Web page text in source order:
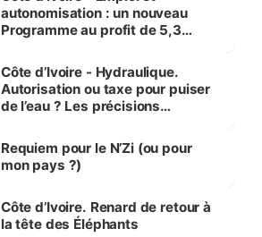
autonomisation : un nouveau
Programme au profit de 5,3
Côte d’Ivoire - Hydraulique.
Autorisation ou taxe pour puiser
de l’eau ? Les précisions
Requiem pour le N’Zi (ou pour
mon pays ?)
Côte d’Ivoire. Renard de retour à
la tête des Éléphants